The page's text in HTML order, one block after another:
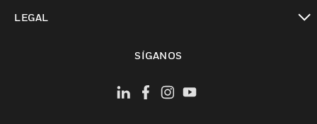
LEGAL
SÍGANOS